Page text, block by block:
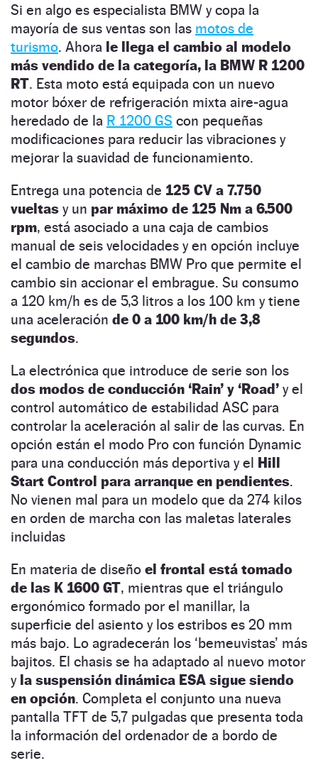
Si en algo es especialista BMW y copa la
mayoría de sus ventas son las motos de
turismo. Ahora le llega el cambio al modelo
más vendido de la categoría, la BMW R 1200
RT. Esta moto está equipada con un nuevo
motor bóxer de refrigeración mixta aire-agua
heredado de la R 1200 GS con pequeñas
modificaciones para reducir las vibraciones y
mejorar la suavidad de funcionamiento.
Entrega una potencia de 125 CV a 7.750
vueltas y un par máximo de 125 Nm a 6.500
rpm, está asociado a una caja de cambios
manual de seis velocidades y en opción incluye
el cambio de marchas BMW Pro que permite el
cambio sin accionar el embrague. Su consumo
a 120 km/h es de 5,3 litros a los 100 km y tiene
una aceleración de 0 a 100 km/h de 3,8
segundos.
La electrónica que introduce de serie son los
dos modos de conducción ‘Rain’ y ‘Road’ y el
control automático de estabilidad ASC para
controlar la aceleración al salir de las curvas. En
opción están el modo Pro con función Dynamic
para una conducción más deportiva y el Hill
Start Control para arranque en pendientes.
No vienen mal para un modelo que da 274 kilos
en orden de marcha con las maletas laterales
incluidas
En materia de diseño el frontal está tomado
de las K 1600 GT, mientras que el triángulo
ergonómico formado por el manillar, la
superficie del asiento y los estribos es 20 mm
más bajo. Lo agradecerán los ‘bemeuvistas’ más
bajitos. El chasis se ha adaptado al nuevo motor
y la suspensión dinámica ESA sigue siendo
en opción. Completa el conjunto una nueva
pantalla TFT de 5,7 pulgadas que presenta toda
la información del ordenador de a bordo de
serie.